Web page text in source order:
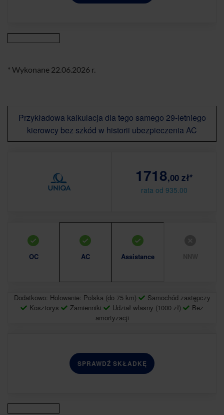
* Wykonane 22.06.2026 r.
Przykładowa kalkulacja dla tego samego 29-letniego
kierowcy bez szkód w historii ubezpieczenia AC
1718,00 zł*
rata od 935.00
OC AC Assistance
Dodatkowo: Holowanie: Polska (do 75 km)
Samochód zastępczy
Kosztorys
Zamienniki Udział własny (1000 zł)
Bez
amortyzacji
SPRAWDŹ SKŁADKĘ